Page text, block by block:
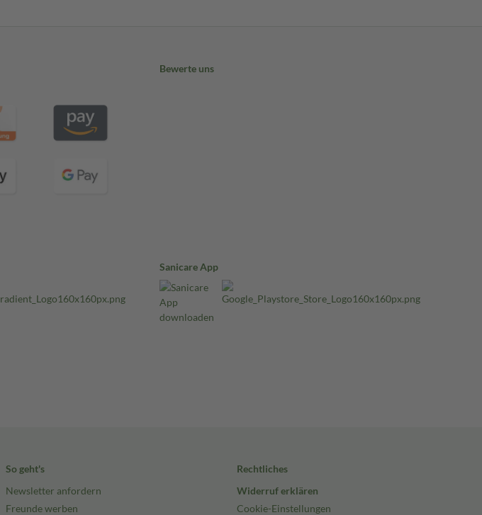
Bewerte uns
Sanicare App
So geht's
Newsletter anfordern
Freunde werben
Rechtliches
Widerruf erklären
Cookie-Einstellungen